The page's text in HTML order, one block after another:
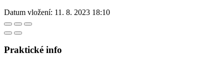
Datum vložení: 11. 8. 2023 18:10
Praktické info